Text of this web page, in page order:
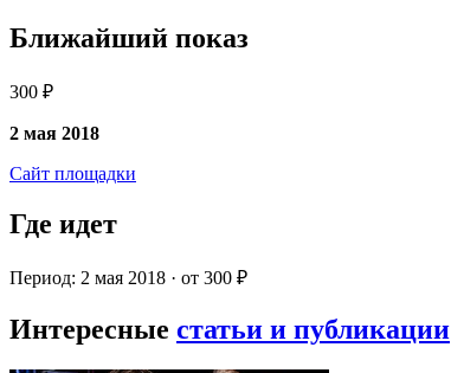
Ближайший показ
300 ₽
2 мая 2018
Сайт площадки
Где идет
Период: 2 мая 2018 · от 300 ₽
Интересные статьи и публикации